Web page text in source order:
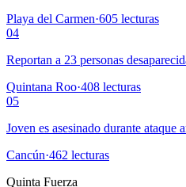
Playa del Carmen·605 lecturas
04
Reportan a 23 personas
Quintana Roo·408 lecturas
05
Joven es asesinado durante ataque
Cancún·462 lecturas
Quinta Fuerza